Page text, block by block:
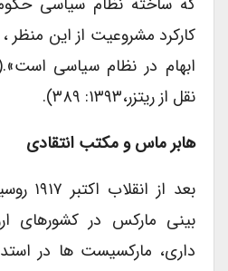
کارکرد مشروعیت از این منظر
ابهام در نظام سیاسی
نقل از ریتزر،۱۳۹۳: ۳۸۹).
هابر ماس و مکتب انتقادی
بعد از
بینی مارکس در کشورهای
داری، مارکسیست ها در